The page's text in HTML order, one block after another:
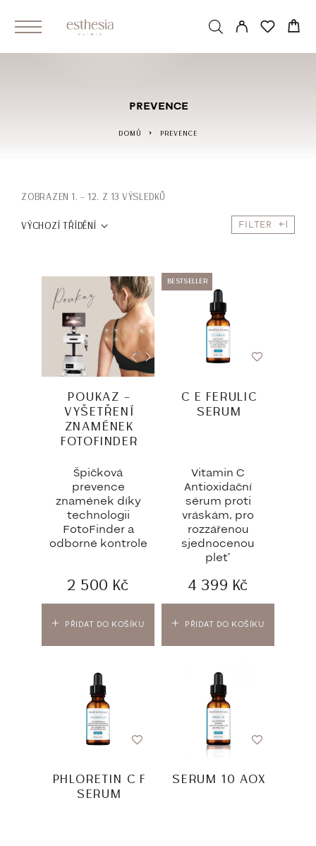
PREVENCE
DOMŮ PREVENCE
ZOBRAZEN 1. – 12. Z 13 VÝSLEDKŮ
VÝCHOZÍ TŘÍDĚNÍ FILTER
PŘIDAT DO KOŠÍKU
POUKAZ –
VYŠETŘENÍ
ZNAMÉNEK
FOTOFINDER
Špičková
prevence
znamének díky
technologii
FotoFinder a
odborné kontrole
2 500 Kč
BESTSELLER
PŘIDAT DO KOŠÍKU
C E FERULIC
SERUM
Vitamin C
Antioxidační
sérum proti
vráskám, pro
rozzářenou
sjednocenou
pleť
4 399 Kč
PHLORETIN C F
SERUM
SERUM 10 AOX